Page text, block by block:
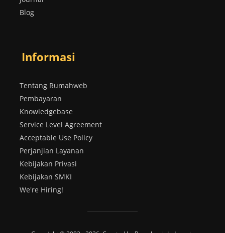
Blog
Informasi
Tentang Rumahweb
Pembayaran
Knowledgebase
Service Level Agreement
Acceptable Use Policy
Perjanjian Layanan
Kebijakan Privasi
Kebijakan SMKI
We're Hiring!